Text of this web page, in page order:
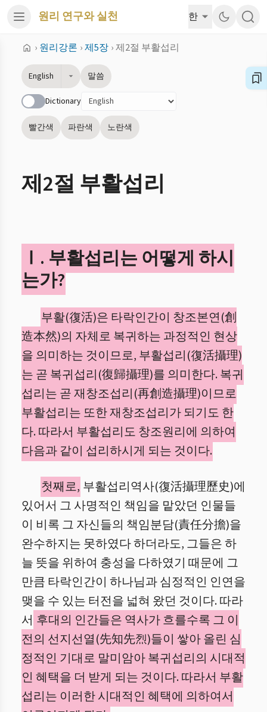
원리 연구와 실천 한
› 원리강론 ›제5장 ›제2절 부활섭리
English 말씀
Dictionary
빨간색 파란색 노란색
제2절 부활섭리
Ⅰ. 부활섭리는 어떻게 하시
는가?
부활(復活)은 타락인간이 창조본연(創
造本然)의 자체로 복귀하는 과정적인 현상
을 의미하는 것이므로, 부활섭리(復活攝理)
는 곧 복귀섭리(復歸攝理)를 의미한다. 복귀
섭리는 곧 재창조섭리(再創造攝理)이므로
부활섭리는 또한 재창조섭리가 되기도 한
다. 따라서 부활섭리도 창조원리에 의하여
다음과 같이 섭리하시게 되는 것이다.
첫째로, 부활섭리역사(復活攝理歷史)에
있어서 그 사명적인 책임을 맡았던 인물들
이 비록 그 자신들의 책임분담(責任分擔)을
완수하지는 못하였다 하더라도, 그들은 하
늘 뜻을 위하여 충성을 다하였기 때문에 그
만큼 타락인간이 하나님과 심정적인 인연을
맺을 수 있는 터전을 넓혀 왔던 것이다. 따라
서 후대의 인간들은 역사가 흐를수록 그 이
전의 선지선열(先知先烈)들이 쌓아 올린 심
정적인 기대로 말미암아 복귀섭리의 시대적
인 혜택을 더 받게 되는 것이다. 따라서 부활
섭리는 이러한 시대적인 혜택에 의하여서